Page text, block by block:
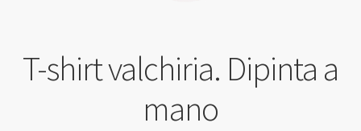
T-shirt valchiria. Dipinta a
mano